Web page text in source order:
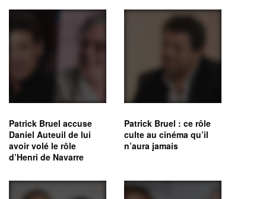
Patrick Bruel accuse
Daniel Auteuil de lui
avoir volé le rôle
d’Henri de Navarre
Patrick Bruel : ce rôle
culte au cinéma qu’il
n’aura jamais